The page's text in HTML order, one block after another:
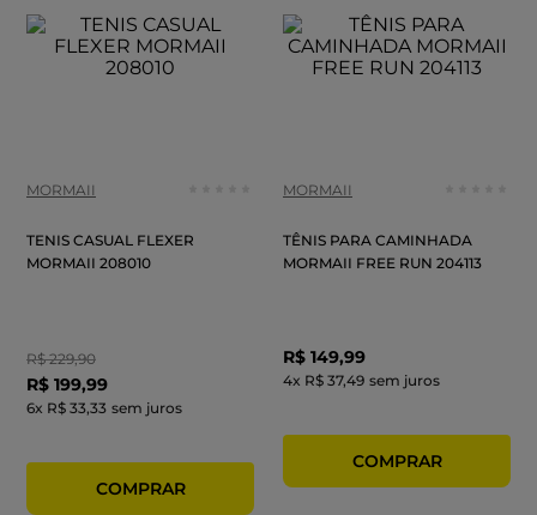
MORMAII
TENIS CASUAL FLEXER
MORMAII 208010
R$ 229,90
R$ 199,99
6x R$ 33,33 sem juros
MORMAII
TÊNIS PARA CAMINHADA
MORMAII FREE RUN 204113
R$ 149,99
4x R$ 37,49 sem juros